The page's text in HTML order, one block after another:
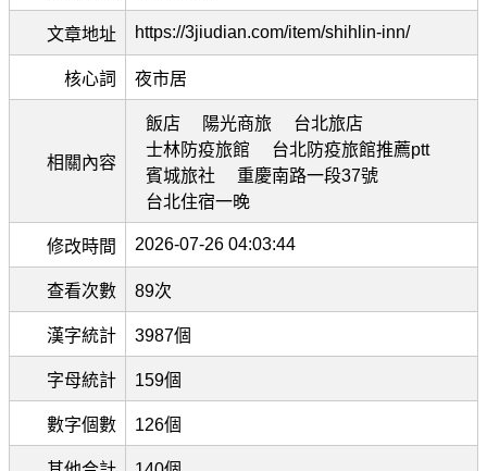
文章地址 https://3jiudian.com/item/shihlin-inn/
核心詞 夜市居
相關內容
飯店 陽光商旅
台北旅店
士林防疫旅館
台北防疫旅館推薦ptt
賓城旅社
重慶南路一段37號
台北住宿一晚
修改時間 2026-07-26 04:03:44
查看次數 89次
漢字統計 3987個
字母統計 159個
數字個數 126個